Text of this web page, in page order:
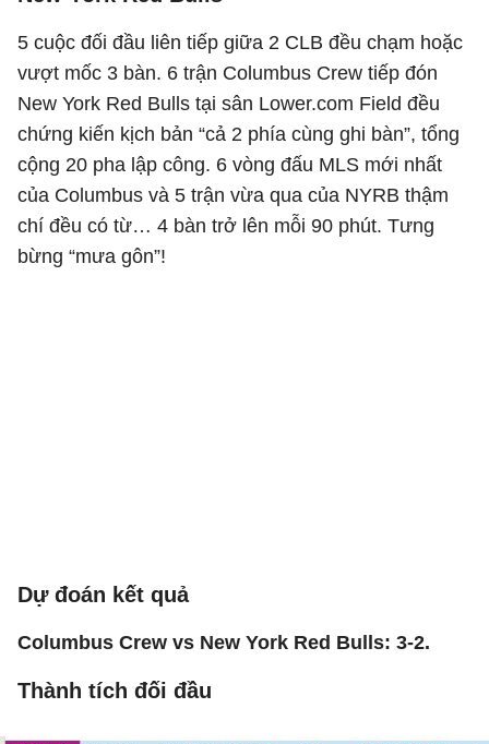
5 cuộc đối đầu liên tiếp giữa 2 CLB đều chạm hoặc
vượt mốc 3 bàn. 6 trận Columbus Crew tiếp đón
New York Red Bulls tại sân Lower.com Field đều
chứng kiến kịch bản “cả 2 phía cùng ghi bàn”, tổng
cộng 20 pha lập công. 6 vòng đấu MLS mới nhất
của Columbus và 5 trận vừa qua của NYRB thậm
chí đều có từ… 4 bàn trở lên mỗi 90 phút. Tưng
bừng “mưa gôn”!
Dự đoán kết quả
Columbus Crew vs New York Red Bulls: 3-2.
Thành tích đối đầu